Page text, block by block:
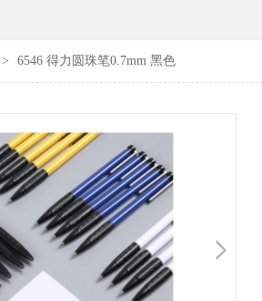
> 6546 得力圆珠笔0.7mm 黑色